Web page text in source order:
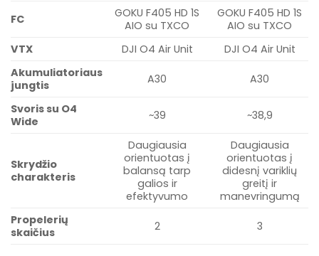
FC
GOKU F405 HD 1S
AIO su TXCO
GOKU F405 HD 1S
AIO su TXCO
VTX
DJI O4 Air Unit
DJI O4 Air Unit
Akumuliatoriaus
jungtis
A30 A30
Svoris su O4
Wide
~39 ~38,9
Skrydžio
charakteris
Daugiausia
orientuotas į
balansą tarp
galios ir
efektyvumo
Daugiausia
orientuotas į
didesnį variklių
greitį ir
manevringumą
Propelerių
skaičius
2 3